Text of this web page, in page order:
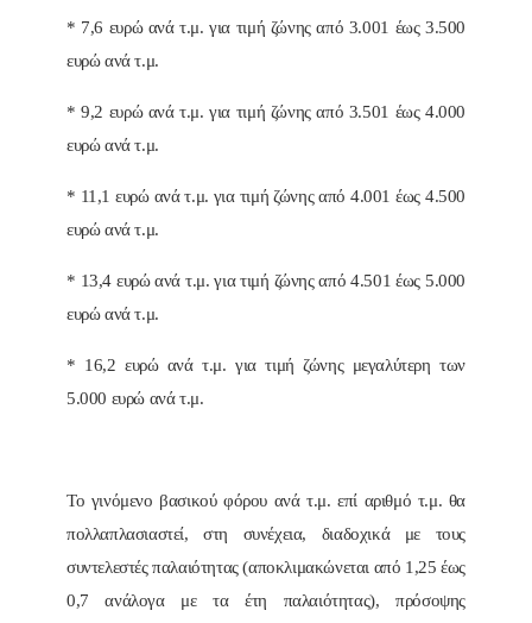
* 7,6 ευρώ ανά τ.μ. για τιμή ζώνης από 3.001 έως 3.500
ευρώ ανά τ.μ.
* 9,2 ευρώ ανά τ.μ. για τιμή ζώνης από 3.501 έως 4.000
ευρώ ανά τ.μ.
* 11,1 ευρώ ανά τ.μ. για τιμή ζώνης από 4.001 έως 4.500
ευρώ ανά τ.μ.
* 13,4 ευρώ ανά τ.μ. για τιμή ζώνης από 4.501 έως 5.000
ευρώ ανά τ.μ.
* 16,2 ευρώ ανά τ.μ. για τιμή ζώνης μεγαλύτερη των
5.000 ευρώ ανά τ.μ.
Το γινόμενο βασικού φόρου ανά τ.μ. επί αριθμό τ.μ. θα
πολλαπλασιαστεί, στη συνέχεια, διαδοχικά με τους
συντελεστές παλαιότητας (αποκλιμακώνεται από 1,25 έως
0,7 ανάλογα με τα έτη παλαιότητας), πρόσοψης